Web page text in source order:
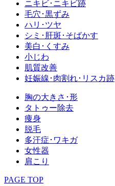
ニキビ･ニキビ跡
毛穴･黒ずみ
ハリ･ツヤ
シミ･肝斑･そばかす
美白･くすみ
小じわ
肌質改善
妊娠線･肉割れ･リスカ跡
胸の大きさ･形
タトゥー除去
痩身
脱毛
多汗症･ワキガ
女性器
肩こり
PAGE TOP